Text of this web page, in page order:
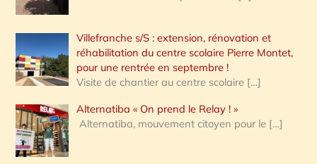
Villefranche s/S : extension, rénovation et
réhabilitation du centre scolaire Pierre Montet,
pour une rentrée en septembre !
Visite de chantier au centre scolaire […]
Alternatiba « On prend le Relay ! »
Alternatiba, mouvement citoyen pour le […]